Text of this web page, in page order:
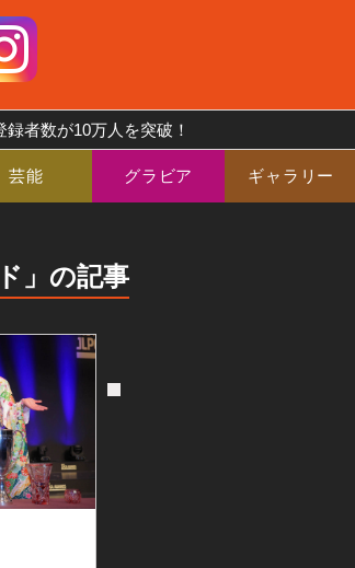
者数が10万人を突破！
芸能 グラビア ギャラリー
」の記事